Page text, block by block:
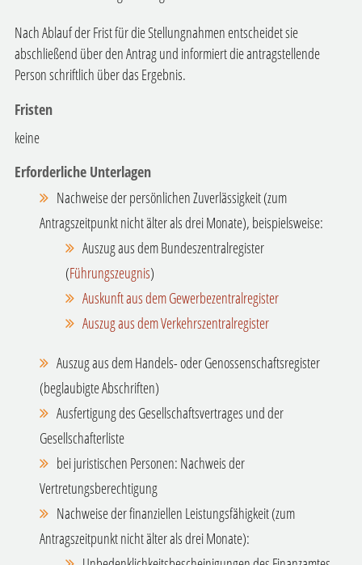
Nach Ablauf der Frist für die Stellungnahmen entscheidet sie
abschließend über den Antrag und informiert die antragstellende
Person schriftlich über das Ergebnis.
Fristen
keine
Erforderliche Unterlagen
Nachweise der persönlichen Zuverlässigkeit (zum
Antragszeitpunkt nicht älter als drei Monate), beispielsweise:
Auszug aus dem Bundeszentralregister
(Führungszeugnis)
Auskunft aus dem Gewerbezentralregister
Auszug aus dem Verkehrszentralregister
Auszug aus dem Handels- oder Genossenschaftsregister
(beglaubigte Abschriften)
Ausfertigung des Gesellschaftsvertrages und der
Gesellschafterliste
bei juristischen Personen: Nachweis der
Vertretungsberechtigung
Nachweise der finanziellen Leistungsfähigkeit (zum
Antragszeitpunkt nicht älter als drei Monate):